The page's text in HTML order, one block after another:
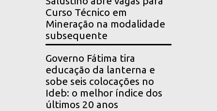
Curso Técnico em
Mineração na modalidade
subsequente
Governo Fátima tira
educação da lanterna e
sobe seis colocações no
Ideb: o melhor índice dos
últimos 20 anos